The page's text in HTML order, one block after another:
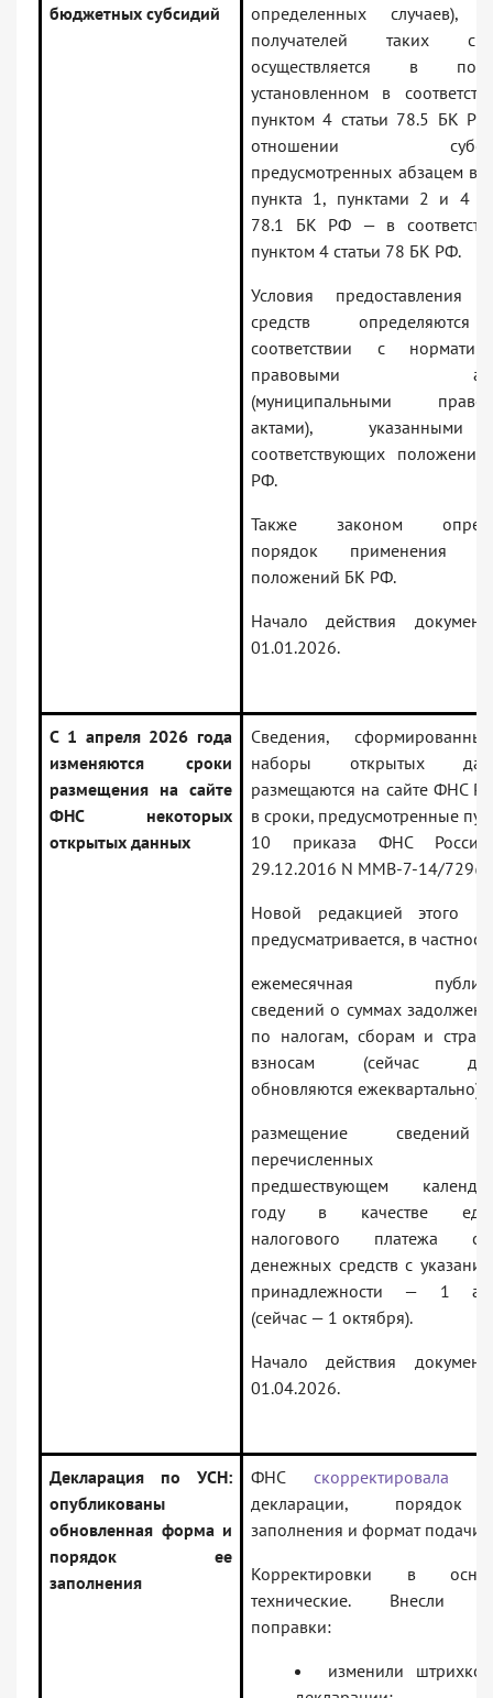
бюджетных субсидий
определенных случаев),
получателей таких
осуществляется в
установленном в
пунктом 4 статьи 78.5 БК
отношении
предусмотренных абзацем
пункта 1, пунктами 2 и 4
78.1 БК РФ — в
пунктом 4 статьи 78 БК РФ.
Условия предоставления
средств
соответствии с
правовыми
(муниципальными
актами),
соответствующих
РФ.
Также законом
порядок применения
положений БК РФ.
Начало действия
01.01.2026.
С 1 апреля 2026 года
изменяются сроки
размещения на сайте
ФНС некоторых
открытых данных
Сведения,
наборы открытых
размещаются на сайте ФНС
в сроки, предусмотренные
10 приказа ФНС
29.12.2016 N ММВ-7-14/
Новой редакцией этого
предусматривается, в
ежемесячная
сведений о суммах
по налогам, сборам и
взносам (сейчас
обновляются ежеквартально);
размещение
предшествующем
году в качестве
налогового платежа
денежных средств с
принадлежности — 1
(сейчас — 1 октября).
Начало действия
01.04.2026.
Декларация по УСН:
опубликованы
обновленная форма и
порядок ее
заполнения
ФНС скорректировала
декларации,
заполнения и формат подачи.
Корректировки в
технические. Внесли
поправки:
изменили